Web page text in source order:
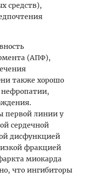
средств),
(АПФ),
также хорошо
нефропатии,
первой линии у
сердечной
дисфункцией
фракцией
миокарда
что ингибиторы